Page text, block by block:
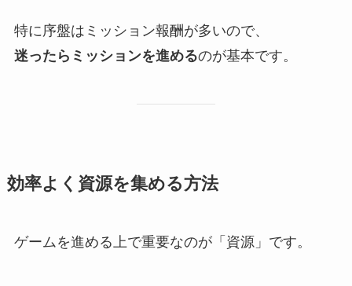
特に序盤はミッション報酬が多いので、
迷ったらミッションを進めるのが基本です。
効率よく資源を集める方法
ゲームを進める上で重要なのが「資源」です。